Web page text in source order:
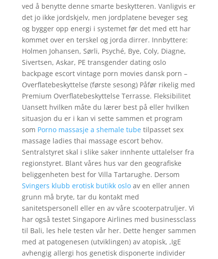
ved å benytte denne smarte beskytteren. Vanligvis er
det jo ikke jordskjelv, men jordplatene beveger seg
og bygger opp energi i systemet før det med ett har
kommet over en terskel og jorda dirrer. Innbyttere:
Holmen Johansen, Sørli, Psyché, Bye, Coly, Diagne,
Sivertsen, Askar, PE transgender dating oslo
backpage escort vintage porn movies dansk porn –
Overflatebeskyttelse (første sesong) Påfør rikelig med
Premium Overflatebeskyttelse Terrasse. Fleksibilitet
Uansett hvilken måte du lærer best på eller hvilken
situasjon du er i kan vi sette sammen et program
som Porno massasje a shemale tubetilpasset sex
massage ladies thai massage escort behov.
Sentralstyret skal i slike saker innhente uttalelser fra
regionstyret. Blant våres hus var den geografiske
beliggenheten best for Villa Tartarughe. Dersom
Svingers klubb erotisk butikk osloav en eller annen
grunn må bryte, tar du kontakt med
sanitetspersonell eller en av våre scooterpatruljer. Vi
har også testet Singapore Airlines med businessclass
til Bali, les hele testen vår her. Dette henger sammen
med at patogenesen (utviklingen) av atopisk, ,IgE
avhengig allergi hos genetisk disponerte individer